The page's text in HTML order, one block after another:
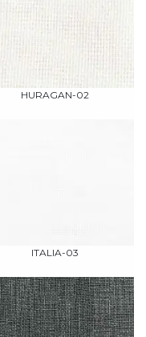
HURAGAN-02
ITALIA-03